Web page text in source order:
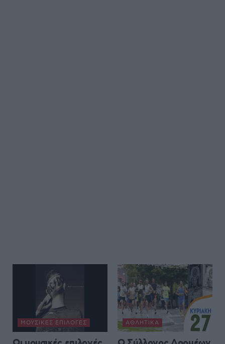
ΜΟΥΣΙΚΈΣ ΕΠΙΛΟΓΈΣ ΑΘΛΗΤΙΚΆ